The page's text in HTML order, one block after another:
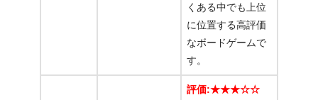
くある中でも上位
に位置する高評価
なボードゲームで
す。
評価:★★★☆☆